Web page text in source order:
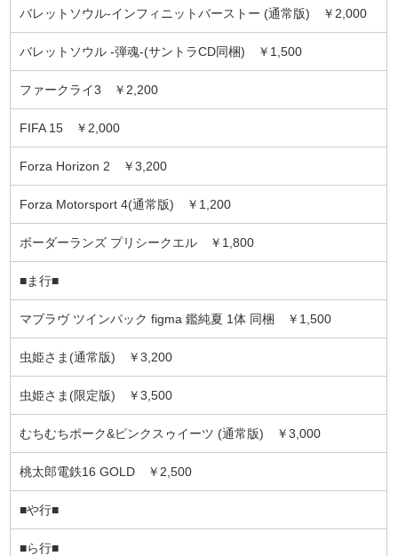
バレットソウル-インフィニットバーストー (通常版) ￥2,000
バレットソウル -弾魂-(サントラCD同梱) ￥1,500
ファークライ3 ￥2,200
FIFA 15 ￥2,000
Forza Horizon 2 ￥3,200
Forza Motorsport 4(通常版) ￥1,200
ボーダーランズ プリシークエル ￥1,800
■ま行■
マブラヴ ツインパック figma 鑑純夏 1体 同梱 ￥1,500
虫姫さま(通常版) ￥3,200
虫姫さま(限定版) ￥3,500
むちむちポーク&ピンクスゥイーツ (通常版) ￥3,000
桃太郎電鉄16 GOLD ￥2,500
■や行■
■ら行■